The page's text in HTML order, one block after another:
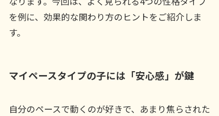
を例に、効果的な関わり方のヒントをご紹介しま
す。
マイペースタイプの子には「安心感」が鍵
自分のペースで動くのが好きで、あまり焦らされた